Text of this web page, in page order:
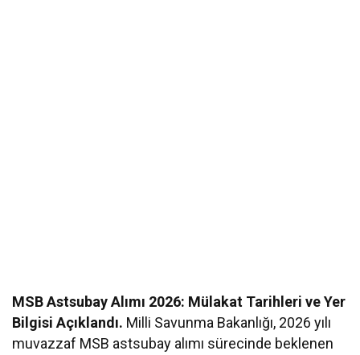
MSB Astsubay Alımı 2026: Mülakat Tarihleri ve Yer
Bilgisi Açıklandı. Milli Savunma Bakanlığı, 2026 yılı
muvazzaf MSB astsubay alımı sürecinde beklenen